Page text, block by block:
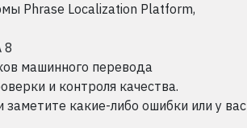
Phrase Localization Platform,
8
машинного перевода
и контроля качества.
какие-либо ошибки или у вас